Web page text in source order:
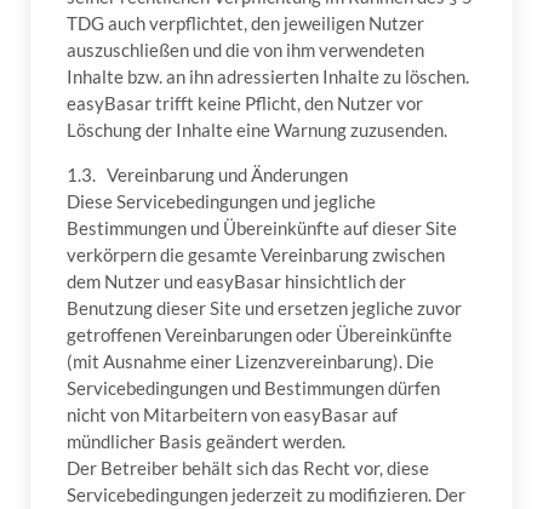
TDG auch verpflichtet, den jeweiligen Nutzer
auszuschließen und die von ihm verwendeten
Inhalte bzw. an ihn adressierten Inhalte zu löschen.
easyBasar trifft keine Pflicht, den Nutzer vor
Löschung der Inhalte eine Warnung zuzusenden.
1.3. Vereinbarung und Änderungen
Diese Servicebedingungen und jegliche
Bestimmungen und Übereinkünfte auf dieser Site
verkörpern die gesamte Vereinbarung zwischen
dem Nutzer und easyBasar hinsichtlich der
Benutzung dieser Site und ersetzen jegliche zuvor
getroffenen Vereinbarungen oder Übereinkünfte
(mit Ausnahme einer Lizenzvereinbarung). Die
Servicebedingungen und Bestimmungen dürfen
nicht von Mitarbeitern von easyBasar auf
mündlicher Basis geändert werden.
Der Betreiber behält sich das Recht vor, diese
Servicebedingungen jederzeit zu modifizieren. Der